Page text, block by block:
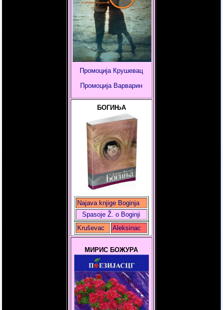
Промоција Крушевац
ПромоцијаВарварин
БОГИЊА
Najava knjige Boginja
Spasoje Ž. o Boginji
Kruševac
Aleksinac
МИРИС БОЖУРА